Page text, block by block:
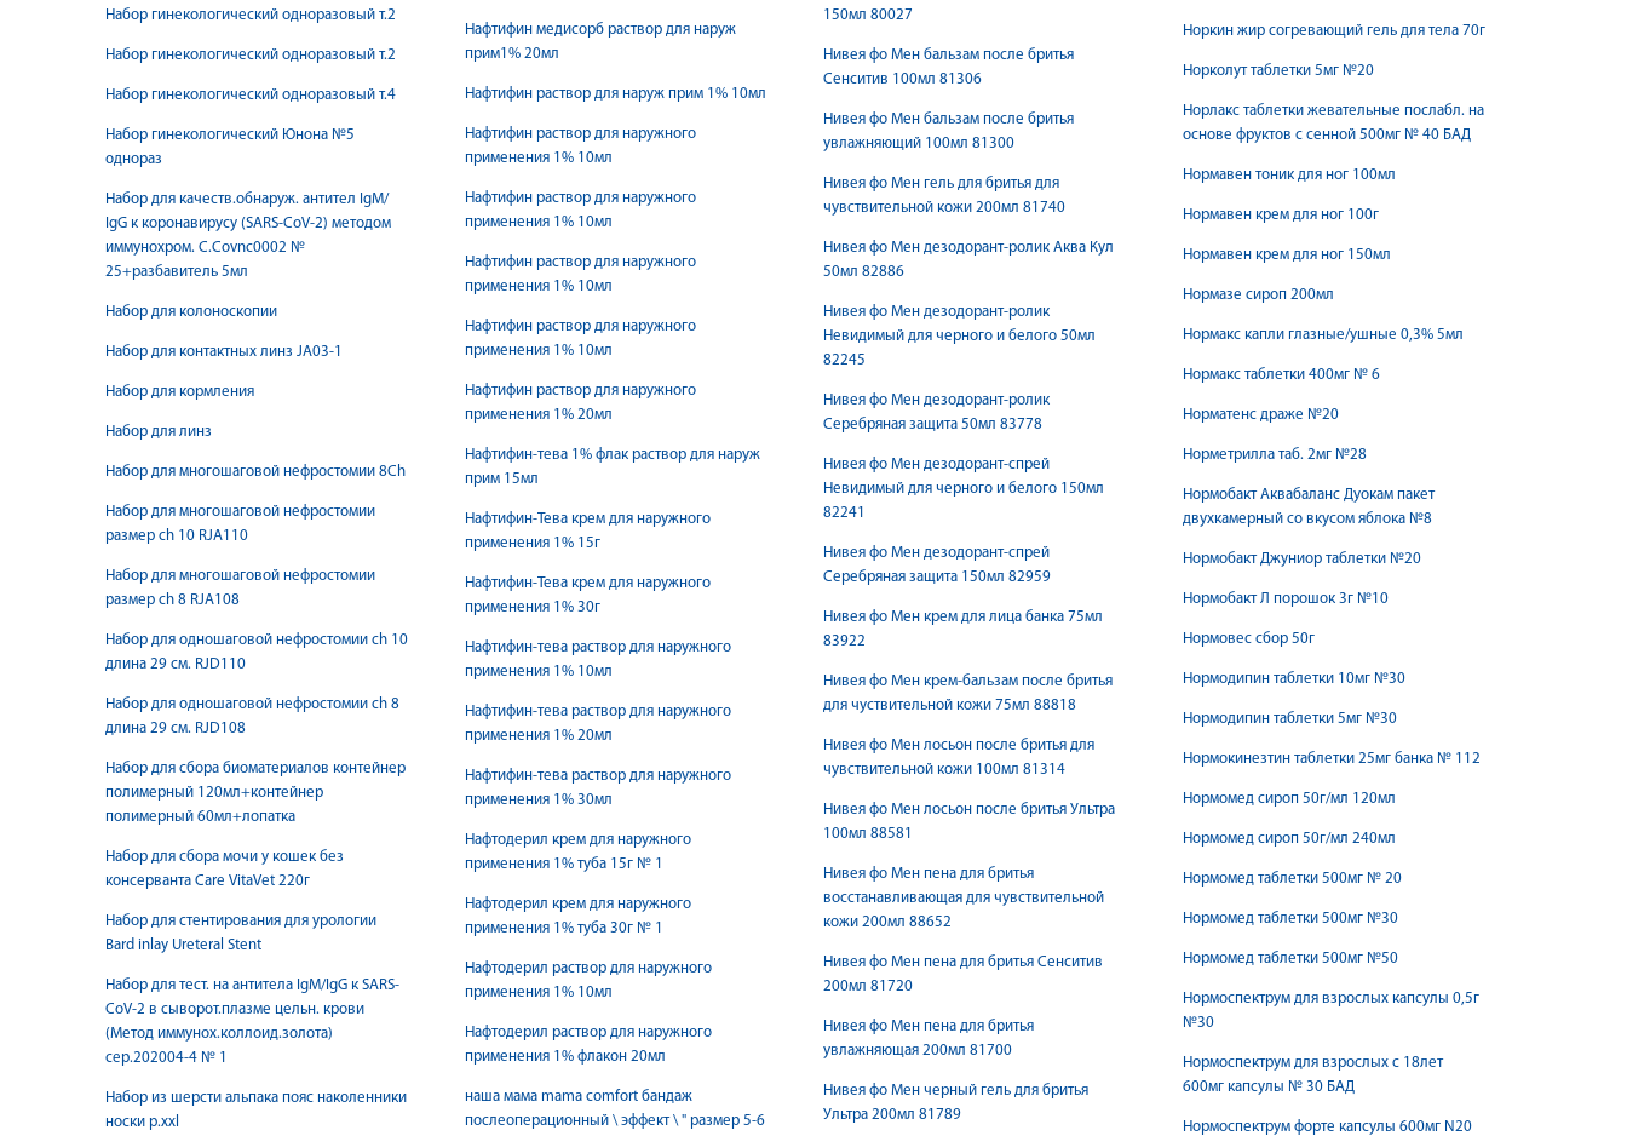
Набор гинекологический одноразовый т.2
Набор гинекологический одноразовый т.2
Набор гинекологический одноразовый т.4
Набор гинекологический Юнона №5
однораз
Набор для качеств.обнаруж. антител IgM/
IgG к коронавирусу (SARS-CoV-2) методом
иммунохром. С.Covnc0002 №
25+разбавитель 5мл
Набор для колоноскопии
Набор для контактных линз JA03-1
Набор для кормления
Набор для линз
Набор для многошаговой нефростомии 8Ch
Набор для многошаговой нефростомии
размер ch 10 RJA110
Набор для многошаговой нефростомии
размер ch 8 RJA108
Набор для одношаговой нефростомии ch 10
длина 29 см. RJD110
Набор для одношаговой нефростомии ch 8
длина 29 см. RJD108
Набор для сбора биоматериалов контейнер
полимерный 120мл+контейнер
полимерный 60мл+лопатка
Набор для сбора мочи у кошек без
консерванта Care VitaVet 220г
Набор для стентирования для урологии
Bard inlay Ureteral Stent
Набор для тест. на антитела IgM/IgG к SARS-
CoV-2 в сыворот.плазме цельн. крови
(Метод иммунох.коллоид.золота)
сер.202004-4 № 1
Набор из шерсти альпака пояс наколенники
носки р.ххl
Нафтифин медисорб раствор для наруж
прим1% 20мл
Нафтифин раствор для наруж прим 1% 10мл
Нафтифин раствор для наружного
применения 1% 10мл
Нафтифин раствор для наружного
применения 1% 10мл
Нафтифин раствор для наружного
применения 1% 10мл
Нафтифин раствор для наружного
применения 1% 10мл
Нафтифин раствор для наружного
применения 1% 20мл
Нафтифин-тева 1% флак раствор для наруж
прим 15мл
Нафтифин-Тева крем для наружного
применения 1% 15г
Нафтифин-Тева крем для наружного
применения 1% 30г
Нафтифин-тева раствор для наружного
применения 1% 10мл
Нафтифин-тева раствор для наружного
применения 1% 20мл
Нафтифин-тева раствор для наружного
применения 1% 30мл
Нафтодерил крем для наружного
применения 1% туба 15г № 1
Нафтодерил крем для наружного
применения 1% туба 30г № 1
Нафтодерил раствор для наружного
применения 1% 10мл
Нафтодерил раствор для наружного
применения 1% флакон 20мл
наша мама mama comfort бандаж
послеоперационный \ эффект \ " размер 5-6
150мл 80027
Нивея фо Мен бальзам после бритья
Сенситив 100мл 81306
Нивея фо Мен бальзам после бритья
увлажняющий 100мл 81300
Нивея фо Мен гель для бритья для
чувствительной кожи 200мл 81740
Нивея фо Мен дезодорант-ролик Аква Кул
50мл 82886
Нивея фо Мен дезодорант-ролик
Невидимый для черного и белого 50мл
82245
Нивея фо Мен дезодорант-ролик
Серебряная защита 50мл 83778
Нивея фо Мен дезодорант-спрей
Невидимый для черного и белого 150мл
82241
Нивея фо Мен дезодорант-спрей
Серебряная защита 150мл 82959
Нивея фо Мен крем для лица банка 75мл
83922
Нивея фо Мен крем-бальзам после бритья
для чуствительной кожи 75мл 88818
Нивея фо Мен лосьон после бритья для
чувствительной кожи 100мл 81314
Нивея фо Мен лосьон после бритья Ультра
100мл 88581
Нивея фо Мен пена для бритья
восстанавливающая для чувствительной
кожи 200мл 88652
Нивея фо Мен пена для бритья Сенситив
200мл 81720
Нивея фо Мен пена для бритья
увлажняющая 200мл 81700
Нивея фо Мен черный гель для бритья
Ультра 200мл 81789
Норкин жир согревающий гель для тела 70г
Норколут таблетки 5мг №20
Норлакс таблетки жевательные послабл. на
основе фруктов с сенной 500мг № 40 БАД
Нормавен тоник для ног 100мл
Нормавен крем для ног 100г
Нормавен крем для ног 150мл
Нормазе сироп 200мл
Нормакс капли глазные/ушные 0,3% 5мл
Нормакс таблетки 400мг № 6
Норматенс драже №20
Норметрилла таб. 2мг №28
Нормобакт Аквабаланс Дуокам пакет
двухкамерный со вкусом яблока №8
Нормобакт Джуниор таблетки №20
Нормобакт Л порошок 3г №10
Нормовес сбор 50г
Нормодипин таблетки 10мг №30
Нормодипин таблетки 5мг №30
Нормокинезтин таблетки 25мг банка № 112
Нормомед сироп 50г/мл 120мл
Нормомед сироп 50г/мл 240мл
Нормомед таблетки 500мг № 20
Нормомед таблетки 500мг №30
Нормомед таблетки 500мг №50
Нормоспектрум для взрослых капсулы 0,5г
№30
Нормоспектрум для взрослых с 18лет
600мг капсулы № 30 БАД
Нормоспектрум форте капсулы 600мг N20